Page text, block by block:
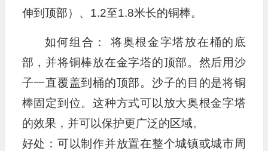
伸到顶部）、1.2至1.8米长的铜棒。
如何组合： 将奥根金字塔放在桶的底
部，并将铜棒放在金字塔的顶部。然后用沙
子一直覆盖到桶的顶部。沙子的目的是将铜
棒固定到位。这种方式可以放大奥根金字塔
的效果，并可以保护更广泛的区域。
好处：可以制作并放置在整个城镇或城市周